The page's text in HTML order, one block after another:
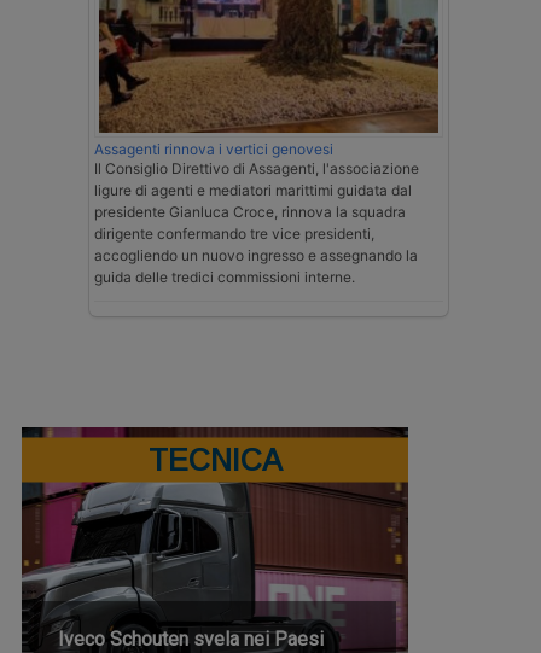
Assagenti rinnova i vertici genovesi
Il Consiglio Direttivo di Assagenti, l'associazione
ligure di agenti e mediatori marittimi guidata dal
presidente Gianluca Croce, rinnova la squadra
dirigente confermando tre vice presidenti,
accogliendo un nuovo ingresso e assegnando la
guida delle tredici commissioni interne.
TECNICA
Iveco Schouten svela nei Paesi